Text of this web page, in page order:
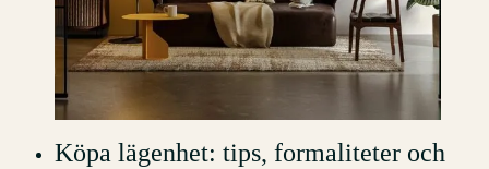
Köpa lägenhet: tips, formaliteter och